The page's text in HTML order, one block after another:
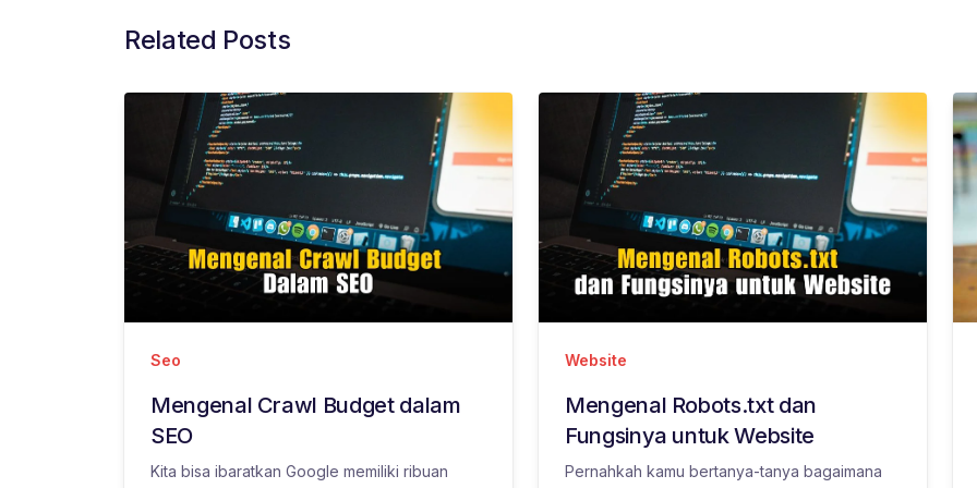
Related Posts
Seo
Mengenal Crawl Budget dalam
SEO
Kita bisa ibaratkan Google memiliki ribuan
Website
Mengenal Robots.txt dan
Fungsinya untuk Website
Pernahkah kamu bertanya-tanya bagaimana